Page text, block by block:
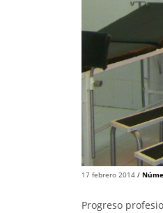
17 febrero 2014 /
Progreso